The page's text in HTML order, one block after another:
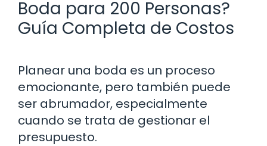
Boda para 200 Personas?
Guía Completa de Costos
Planear una boda es un proceso
emocionante, pero también puede
ser abrumador, especialmente
cuando se trata de gestionar el
presupuesto.